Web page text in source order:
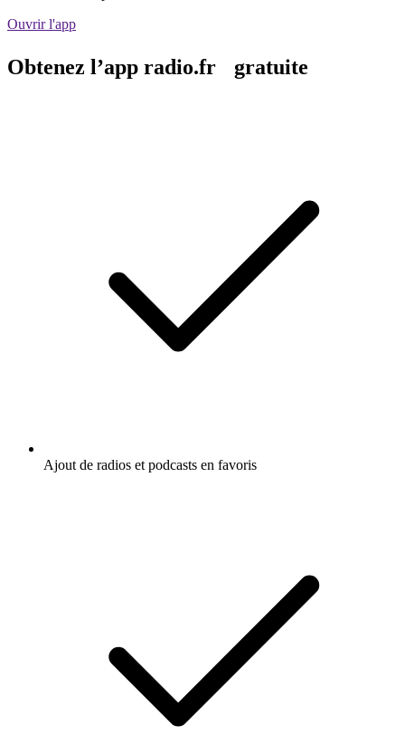
Ouvrir l'app
Obtenez l’app radio.fr gratuite
Ajout de radios et podcasts en favoris